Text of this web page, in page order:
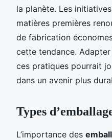
la planète. Les
matières premières
de fabrication
cette tendance.
ces pratiques pourrait
dans un avenir plus
Types
L’importance des